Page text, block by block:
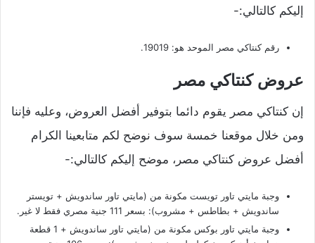
إليكم كالتالي:-
رقم كنتاكي مصر الموحد هو: 19019.
عروض كنتاكي مصر
إن كنتاكي مصر يقوم دائما بتوفير أفضل العروض، وعليه فإننا
ومن خلال موقعنا خمسة سوف نوضح لكم متابعينا الكرام
أفضل عروض كنتاكي مصر، موضح إليكم كالتالي:-
وجبة مايتي تاور تويست مكونة من (مايتي تاور ساندويش + تويستر
ساندويش + بطاطس + مشروب): بسعر 111 جنية مصري فقط لا غير.
وجبة مايتي تاور بوكس مكونة من (مايتي تاور ساندويش + 1 قطعة